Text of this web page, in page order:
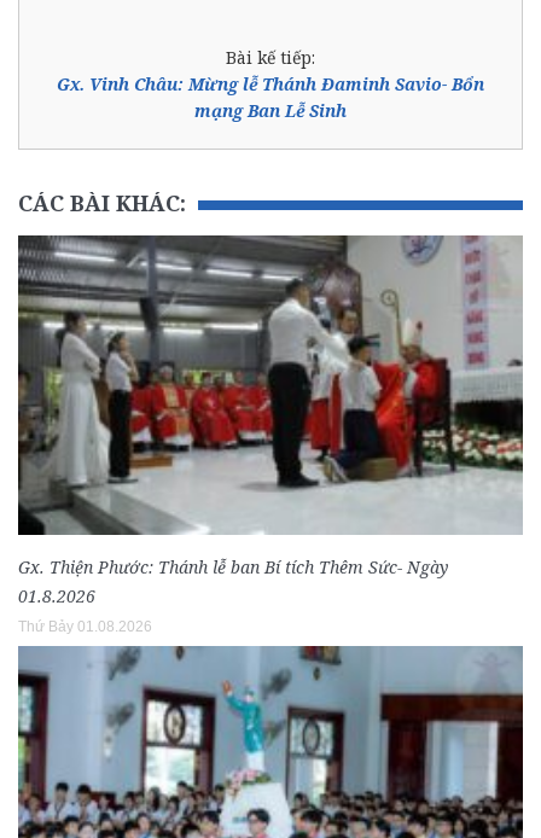
Bài kế tiếp:
Gx. Vinh Châu: Mừng lễ Thánh Đaminh Savio- Bổn
mạng Ban Lễ Sinh
CÁC BÀI KHÁC:
Gx. Thiện Phước: Thánh lễ ban Bí tích Thêm Sức- Ngày
01.8.2026
Thứ Bảy 01.08.2026